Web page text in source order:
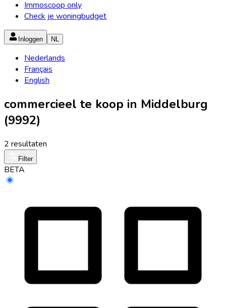
Immoscoop only
Check je woningbudget
Inloggen NL
Nederlands
Français
English
commercieel te koop in Middelburg
(9992)
2 resultaten
Filter
BETA